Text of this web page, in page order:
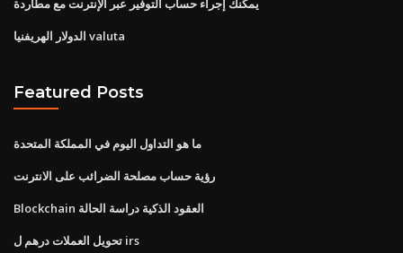
يمكنك إجراء حساب التوفير عبر الإنترنت مع مطاردة
الدولار الهريفنيا valuta
Featured Posts
ما هو التداول اليوم في المملكة المتحدة
رؤية حساب مصلحة الضرائب على الانترنت
Blockchain العقود الذكية دراسة الحالة
تحويل العملات درهم ل irs